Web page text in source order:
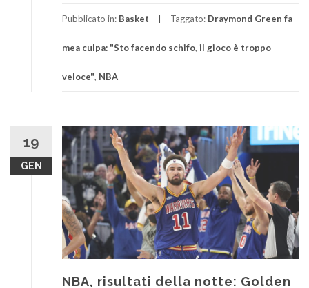
Pubblicato in: Basket Taggato: Draymond Green fa
mea culpa: "Sto facendo schifo, il gioco è troppo
veloce", NBA
19
GEN
NBA, risultati della notte: Golden